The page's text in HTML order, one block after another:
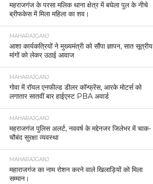
महराजगंज के परसा मलिक थाना क्षेत्र में बघेला पुल के नीचे
ब्रीफकेस में मिला महिला का शव।
MAHARAJGANJ
आशा कार्यकत्रियों ने मुख्यमंत्री को सौंपा ज्ञापन, सात सूत्रीय
मांगों को लेकर उठाई आवाज
MAHARAJGANJ
गोवा में रॉयल एनफील्ड डीलर कॉन्फ्रेंस, आरके मोटर्स को
लगातार सातवीं बार हाईएस्ट PBA अवार्ड
MAHARAJGANJ
महराजगंज पुलिस अलर्ट, नववर्ष के मद्देनजर जिलेभर में चाक-
चौबंद सुरक्षा व्यवस्था
MAHARAJGANJ
महाराजगंज का नाम रोशन करने वाले खिलाड़ियों को मिला
सम्मान।